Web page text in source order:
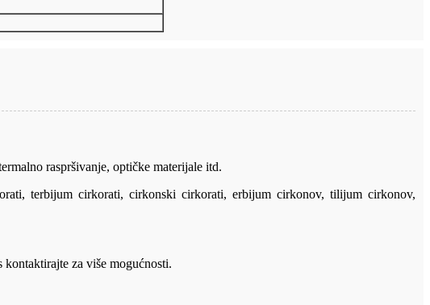
raspršivanje, optičke materijale itd.
terbijum cirkorati, cirkonski cirkorati, erbijum cirkonov, tilijum cirkonov,
kontaktirajte za više mogućnosti.